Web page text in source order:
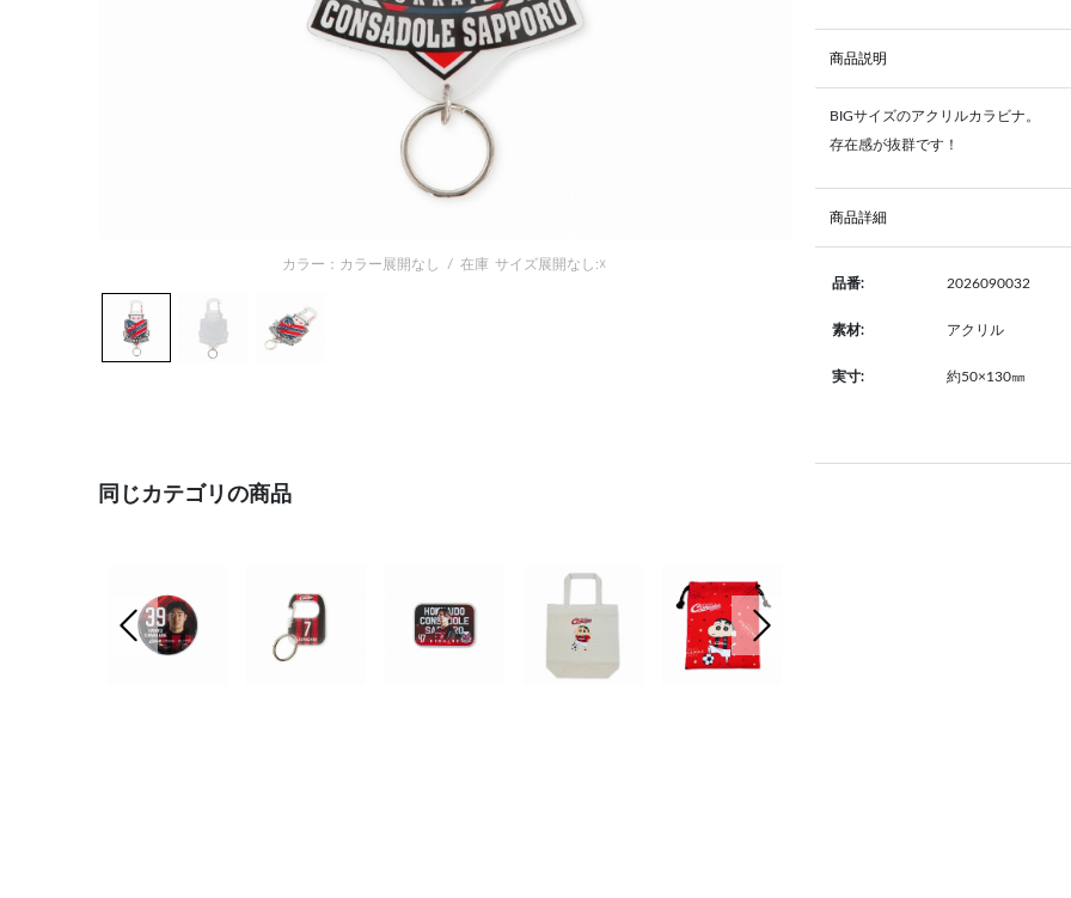
カラー：カラー展開なし / 在庫 サイズ展開なし:☓
同じカテゴリの商品
前の画像 次の画像
商品説明
BIGサイズのアクリルカラビナ。
存在感が抜群です！
商品詳細
品番: 2026090032
素材: アクリル
実寸: 約50×130㎜